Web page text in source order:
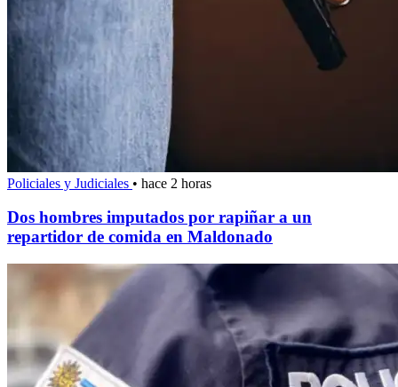
Policiales y Judiciales • hace 2 horas
Dos hombres imputados por rapiñar a un
repartidor de comida en Maldonado